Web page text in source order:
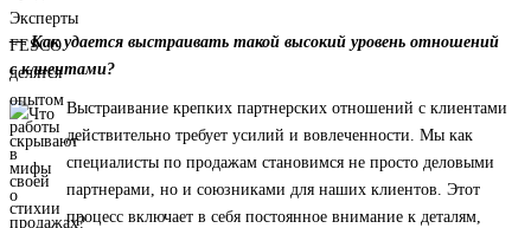
— Как удается выстраивать такой высокий уровень отношений
с клиентами?
Выстраивание крепких партнерских отношений с клиентами
действительно требует усилий и вовлеченности. Мы как
специалисты по продажам становимся не просто деловыми
партнерами, но и союзниками для наших клиентов. Этот
процесс включает в себя постоянное внимание к деталям,